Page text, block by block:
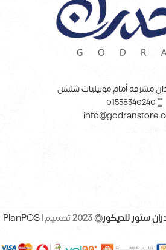
مشرفه أمام موبيليات شنشن
01558340240
ستور للديكور© 2023 تصميم |PlanPOS